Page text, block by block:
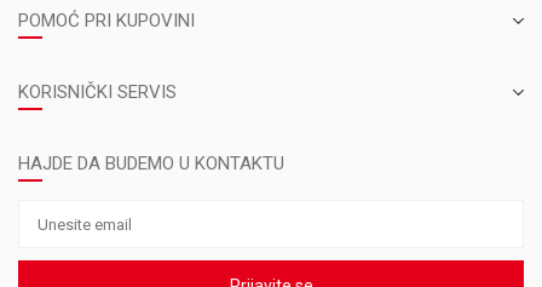
POMOĆ PRI KUPOVINI
KORISNIČKI SERVIS
HAJDE DA BUDEMO U KONTAKTU